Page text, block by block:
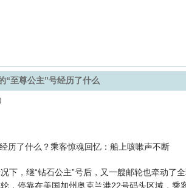
“至尊公主”号经历了什么
了什么？乘客惊魂回忆：船上咳嗽声不断
，继“钻石公主”号后，又一艘邮轮也牵动了
，停靠在美国加州奥克兰港22号码头区域，乘